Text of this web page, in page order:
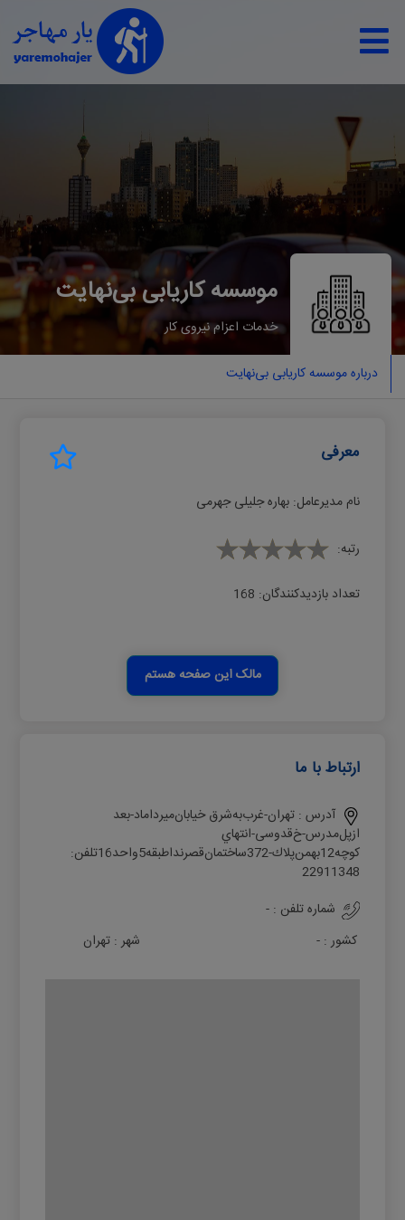
موسسه کاریابی ﺑﯽﻧﻬﺎﯾﺖ
خدمات اعزام نيروی كار
درباره موسسه کاریابی ﺑﯽﻧﻬﺎﯾﺖ
معرفی
نام مدیرعامل: ﺑﻬﺎره ﺟﻠﯿﻠﯽ ﺟﻬﺮﻣﯽ
رتبه:
تعداد بازدیدکنندگان: 168
مالک این صفحه هستم
ارتباط با ما
آدرس :ﺗﻬﺮان-ﻏﺮبﺑﻪﺷﺮق ﺧﯿﺎﺑﺎنﻣﯿﺮداﻣﺎد-ﺑﻌﺪ
ازﭘﻞﻣﺪرس-خﻗﺪوﺳﯽ-اﻧﺘﻬﺎي
ﮐﻮﭼﻪ12ﺑﻬﻤﻦﭘﻼك-372ﺳﺎﺧﺘﻤﺎنﻗﺼﺮﻧﺪاﻃﺒﻘﻪ5واﺣﺪ16ﺗﻠﻔﻦ:
22911348
شماره تلفن :-
کشور :- شهر : تهران